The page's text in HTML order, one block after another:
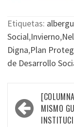
Etiquetas:
Social,Invierno,
Digna,Plan
de Desarrollo
MISMO